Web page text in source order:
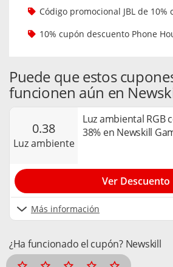
Código promocional JBL de
10% cupón descuento Phone
Puede que estos
funcionen aún en
0.38
luz ambiente
Luz ambiental RGB
38% en Newskill
Más información
Ver Descuento
¿Ha funcionado el cupón? Newskill